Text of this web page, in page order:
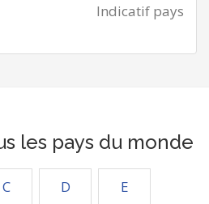
Indicatif pays
les pays du monde
C D E